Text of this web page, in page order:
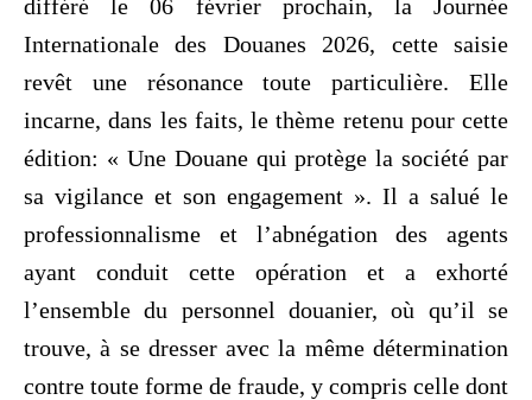
différé le 06 février prochain, la Journée
Internationale des Douanes 2026, cette saisie
revêt une résonance toute particulière. Elle
incarne, dans les faits, le thème retenu pour cette
édition: « Une Douane qui protège la société par
sa vigilance et son engagement ». Il a salué le
professionnalisme et l’abnégation des agents
ayant conduit cette opération et a exhorté
l’ensemble du personnel douanier, où qu’il se
trouve, à se dresser avec la même détermination
contre toute forme de fraude, y compris celle dont